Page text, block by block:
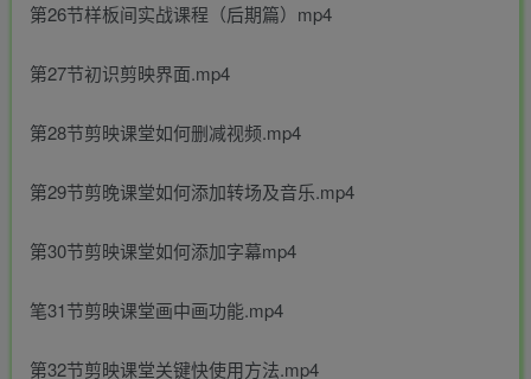
第26节样板间实战课程（后期篇）mp4
第27节初识剪映界面.mp4
第28节剪映课堂如何删减视频.mp4
第29节剪晚课堂如何添加转场及音乐.mp4
第30节剪映课堂如何添加字幕mp4
笔31节剪映课堂画中画功能.mp4
第32节剪映课堂关键快使用方法.mp4